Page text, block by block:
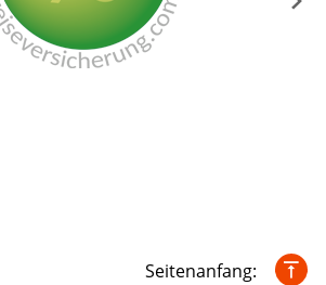
Seitenanfang: